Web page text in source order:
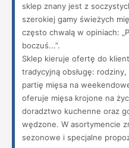
sklep znany jest z
szerokiej gamy świeżych
często chwalą w opiniach:
boczuś...”.
Sklep kieruje ofertę do
tradycyjną obsługę:
partię mięsa na
oferuje mięsa krojone na
doradztwo kuchenne oraz
wędzone. W asortymencie
sezonowe i specjalne